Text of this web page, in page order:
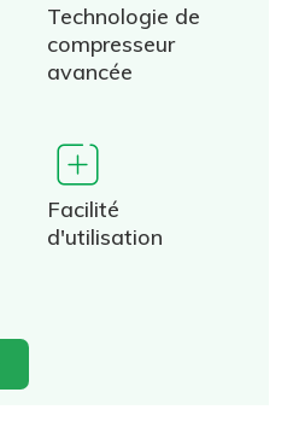
Technologie de
compresseur
avancée
Facilité
d'utilisation